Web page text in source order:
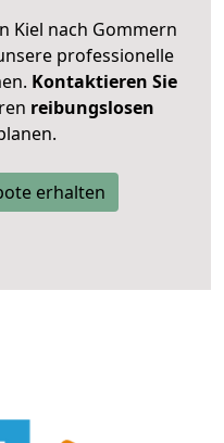
Kiel nach Gommern
professionelle
Kontaktieren Sie
reibungslosen
erhalten